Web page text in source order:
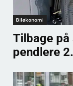
Biløkonomi
Tilbage på
pendlere